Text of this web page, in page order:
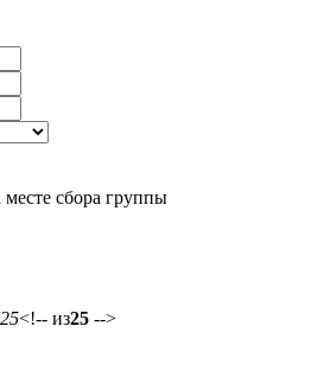
сбора группы
25<!-- из25 -->